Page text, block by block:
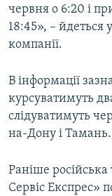
червня о 6:20 і
18:45», – йдеться
компанії.
В інформації
курсуватимуть
слідуватимуть
на-Дону і Тамань.
Раніше
Сервіс Експрес»